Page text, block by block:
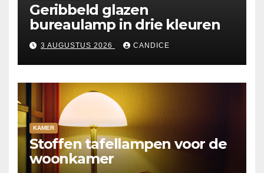
Geribbeld glazen
bureaulamp in drie kleuren
3 AUGUSTUS 2026 CANDICE
KAMER
Stoffen tafellampen voor de
woonkamer